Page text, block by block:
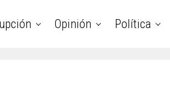
Opinión Política